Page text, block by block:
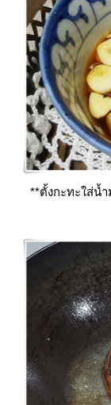
**ตั้งกะทะใส่น้